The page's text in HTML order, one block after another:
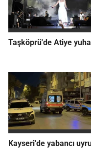
Taşköprü'de Atiye
Kayseri'de yabancı